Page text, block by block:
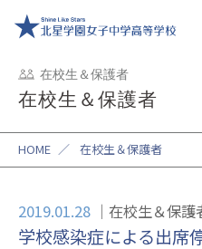
在校生＆保護者
在校生＆保護者
HOME ／ 在校生＆保護者
2019.01.28 在校生＆保護
学校感染症による出席